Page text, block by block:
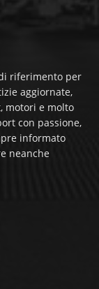
riferimento per
aggiornate,
motori e molto
con passione,
informato
neanche